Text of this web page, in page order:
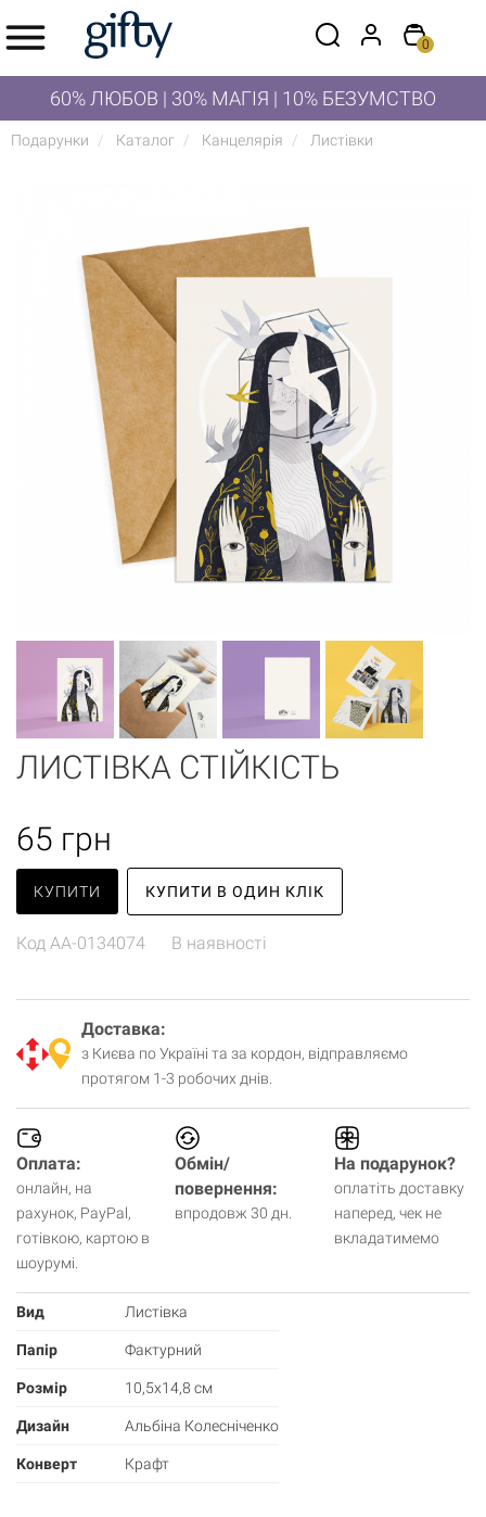
0
60% ЛЮБОВ | 30% МАГІЯ | 10% БЕЗУМСТВО
Подарунки Каталог Канцелярія Листівки
ЛИСТІВКА СТІЙКІСТЬ
65 грн
КУПИТИ КУПИТИ В ОДИН КЛІК
Код AA-0134074 В наявності
Доставка:
з Києва по Україні та за кордон, відправляємо
протягом 1-3 робочих днів.
Оплата:
онлайн, на
рахунок, PayPal,
готівкою, картою в
шоурумі.
Обмін/
повернення:
впродовж 30 дн.
На подарунок?
оплатіть доставку
наперед, чек не
вкладатимемо
Вид Листівка
Папір Фактурний
Розмір 10,5х14,8 см
Дизайн Альбіна Колесніченко
Конверт Крафт